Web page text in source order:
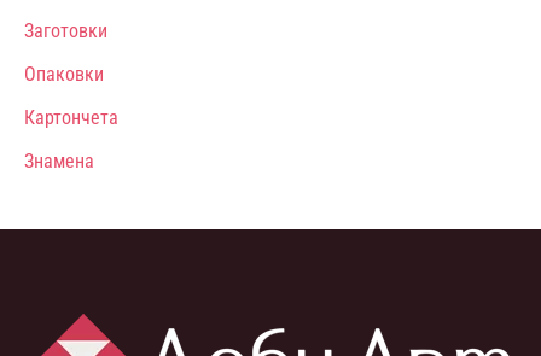
Заготовки
Опаковки
Картончета
Знамена